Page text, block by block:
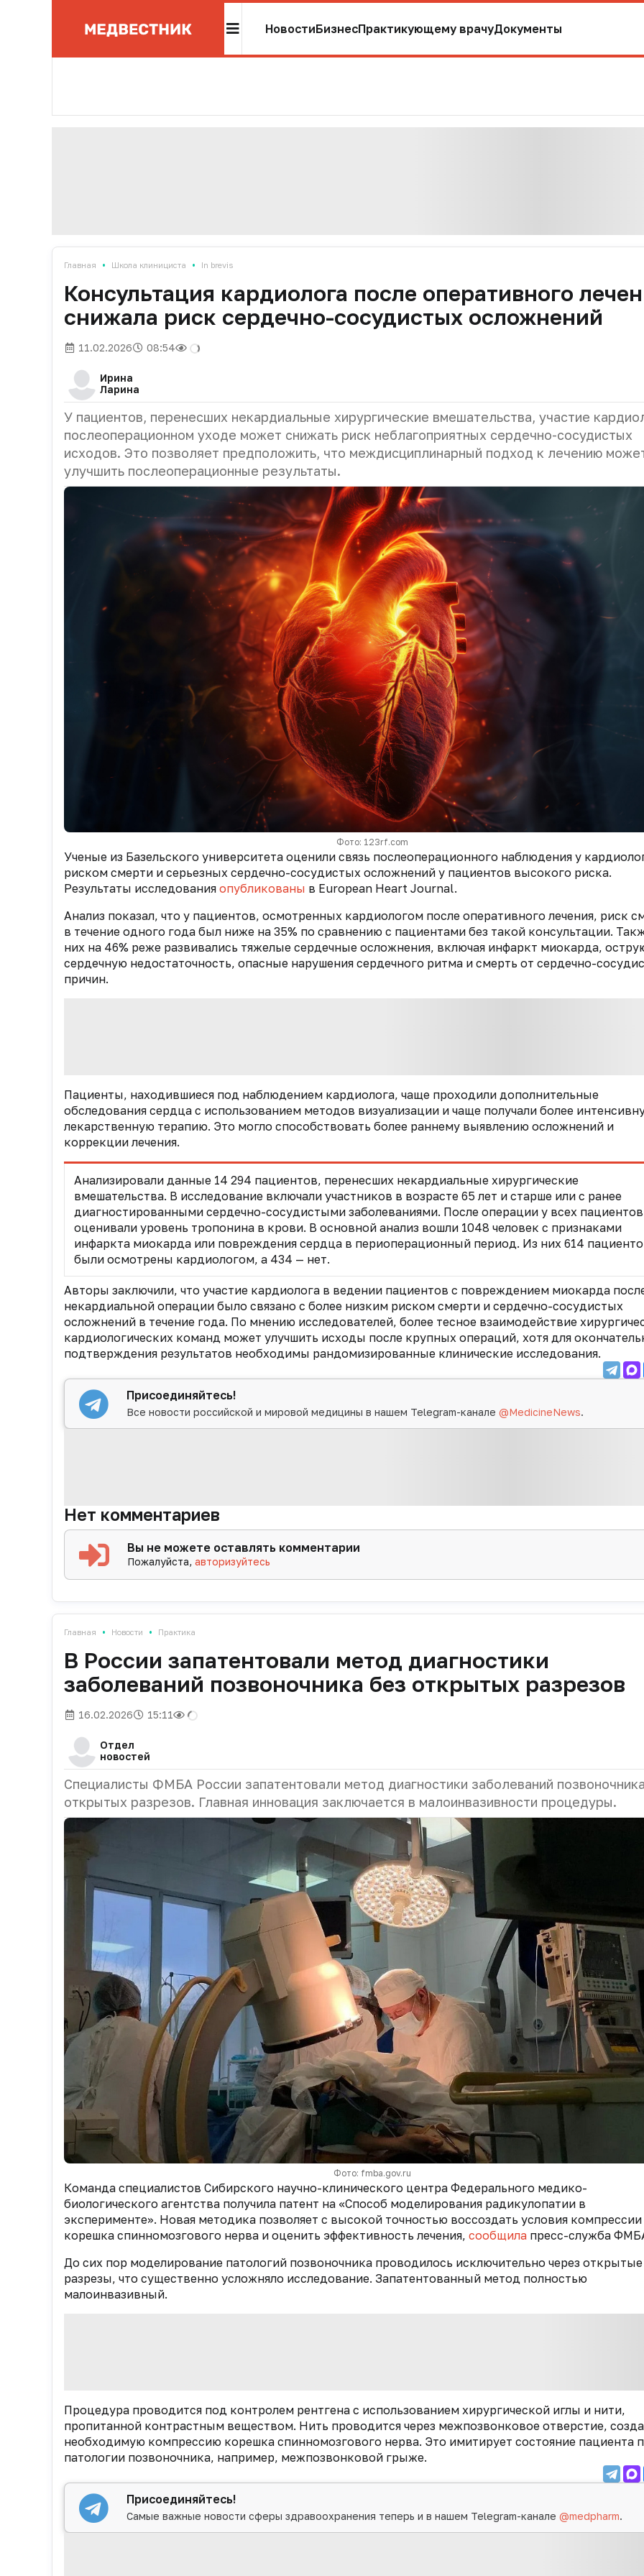
НовостиБизнесПрактикующему врачуДокументы
Главная • Школа клинициста • In brevis
Консультация кардиолога после оперативного
снижала риск сердечно-сосудистых осложнений
11.02.2026 08:54
Ирина
Ларина
У пациентов, перенесших некардиальные хирургические вмешательства, участие
послеоперационном уходе может снижать риск неблагоприятных сердечно-сосудистых
исходов. Это позволяет предположить, что междисциплинарный подход к лечению
улучшить послеоперационные результаты.
Фото: 123rf.com
Ученые из Базельского университета оценили связь послеоперационного наблюдения у
риском смерти и серьезных сердечно-сосудистых осложнений у пациентов высокого риска.
Результаты исследования опубликованы в European Heart Journal.
Анализ показал, что у пациентов, осмотренных кардиологом после оперативного лечения, риск
в течение одного года был ниже на 35% по сравнению с пациентами без такой консультации.
них на 46% реже развивались тяжелые сердечные осложнения, включая инфаркт миокарда,
сердечную недостаточность, опасные нарушения сердечного ритма и смерть от сердечно-
причин.
Пациенты, находившиеся под наблюдением кардиолога, чаще проходили дополнительные
обследования сердца с использованием методов визуализации и чаще получали более
лекарственную терапию. Это могло способствовать более раннему выявлению осложнений и
коррекции лечения.
Анализировали данные 14 294 пациентов, перенесших некардиальные хирургические
вмешательства. В исследование включали участников в возрасте 65 лет и старше или с ранее
диагностированными сердечно-сосудистыми заболеваниями. После операции у всех пациентов
оценивали уровень тропонина в крови. В основной анализ вошли 1048 человек с признаками
инфаркта миокарда или повреждения сердца в периоперационный период. Из них 614
были осмотрены кардиологом, а 434 — нет.
Авторы заключили, что участие кардиолога в ведении пациентов с повреждением миокарда
некардиальной операции было связано с более низким риском смерти и сердечно-сосудистых
осложнений в течение года. По мнению исследователей, более тесное взаимодействие
кардиологических команд может улучшить исходы после крупных операций, хотя для
подтверждения результатов необходимы рандомизированные клинические исследования.
Присоединяйтесь!
Все новости российской и мировой медицины в нашем Telegram-канале@MedicineNews.
Нет комментариев
Вы не можете оставлять комментарии
Пожалуйста,авторизуйтесь
Главная • Новости • Практика
В России запатентовали метод диагностики
заболеваний позвоночника без открытых разрезов
16.02.2026 15:11
Отдел
новостей
Специалисты ФМБА России запатентовали метод диагностики заболеваний
открытых разрезов. Главная инновация заключается в малоинвазивности процедуры.
Фото: fmba.gov.ru
Команда специалистов Сибирского научно-клинического центра Федерального медико-
биологического агентства получила патент на «Способ моделирования радикулопатии в
эксперименте». Новая методика позволяет с высокой точностью воссоздать условия компрессии
корешка спинномозгового нерва и оценить эффективность лечения, сообщила пресс-служба
До сих пор моделирование патологий позвоночника проводилось исключительно через открытые
разрезы, что существенно усложняло исследование. Запатентованный метод полностью
малоинвазивный.
Процедура проводится под контролем рентгена с использованием хирургической иглы и нити,
пропитанной контрастным веществом. Нить проводится через межпозвонковое отверстие,
необходимую компрессию корешка спинномозгового нерва. Это имитирует состояние пациента
патологии позвоночника, например, межпозвонковой грыже.
Присоединяйтесь!
Самые важные новости сферы здравоохранения теперь и в нашем Telegram-канале@medpharm.